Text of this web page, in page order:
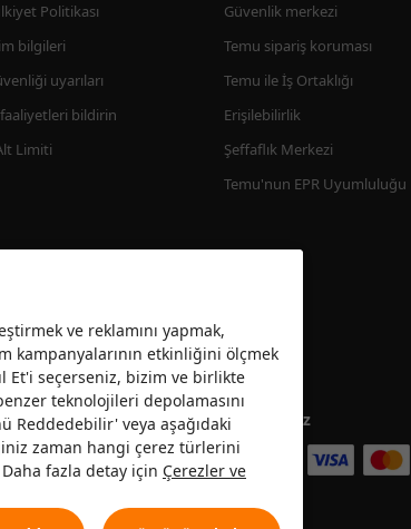
Politikası
bilgileri
uyarıları
bildirin
Limiti
Güvenlik merkezi
Temu sipariş koruması
Temu ile İş Ortaklığı
Erişilebilirlik
Şeffaflık Merkezi
Temu'nun EPR Uyumluluğu
Kabul ediyoruz
ve reklamını yapmak,
kampanyalarının etkinliğini ölçmek
Et'i seçerseniz, bizim ve birlikte
teknolojileri depolamasını
Reddedebilir' veya aşağıdaki
zaman hangi çerez türlerini
fazla detay için Çerezler ve